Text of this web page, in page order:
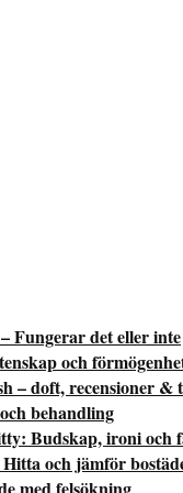
Fungerar det eller inte
och
– doft, recensioner &
behandling
Budskap, ironi och
och jämför